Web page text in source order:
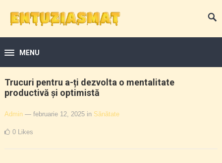
MENU
Trucuri pentru a-ți dezvolta o mentalitate
productivă și optimistă
Admin — februarie 12, 2025 in Sănătate
0 Likes